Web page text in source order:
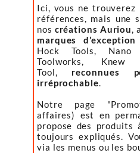
Ici, vous ne trouverez
références, mais une
nos créations Auriou,
marques d’exception
Hock Tools, Nano
Toolworks, Knew
Tool, reconnues
irréprochable.
Notre page
affaires) est en
propose des
toujours expliqués.
via les menus ou les